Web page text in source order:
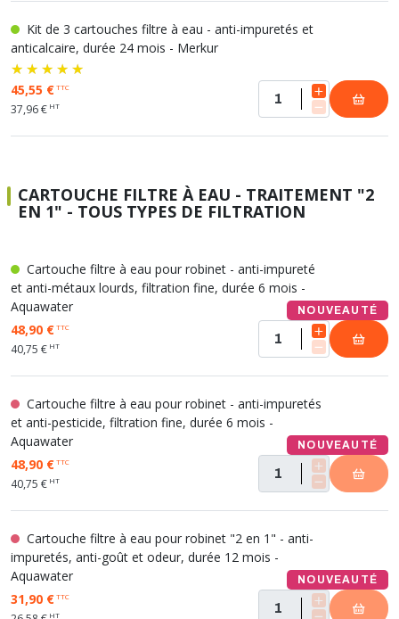
Kit de 3 cartouches filtre à eau - anti-impuretés et
anticalcaire, durée 24 mois - Merkur
45,55 €TTC
37,96 € HT
CARTOUCHE FILTRE À EAU - TRAITEMENT "2
EN 1" - TOUS TYPES DE FILTRATION
Cartouche filtre à eau pour robinet - anti-impureté
et anti-métaux lourds, filtration fine, durée 6 mois -
Aquawater
NOUVEAUTÉ
48,90 €TTC
40,75 € HT
Cartouche filtre à eau pour robinet - anti-impuretés
et anti-pesticide, filtration fine, durée 6 mois -
Aquawater
NOUVEAUTÉ
48,90 €TTC
40,75 € HT
Cartouche filtre à eau pour robinet "2 en 1" - anti-
impuretés, anti-goût et odeur, durée 12 mois -
Aquawater
NOUVEAUTÉ
31,90 €TTC
HT